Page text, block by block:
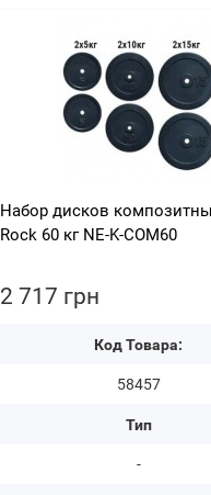
Набор дисков
Rock 60 кг NE-K-COM60
2 717 грн
Код Товара:
58457
Тип
-